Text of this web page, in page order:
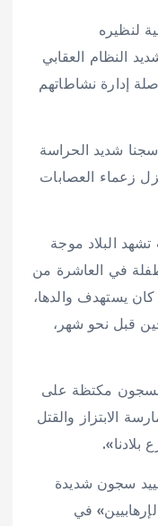
لنظيره
النظام العقابي
إدارة نشاطاتهم
شديد الحراسة
زعماء العصابات
البلاد موجة
في العاشرة من
يستهدف والدها،
إلى هروب حوالى 200 سجين قبل نحو شهر،
مكتظة على
الابتزاز والقتل
سجون شديدة
في